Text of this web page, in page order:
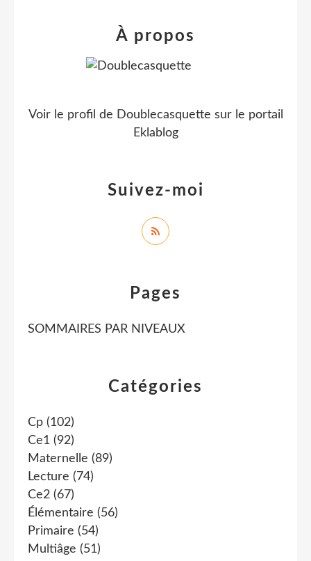
Catégories
Cp (102)
Ce1 (92)
Maternelle (89)
Lecture (74)
Ce2 (67)
Élémentaire (56)
Primaire (54)
Multiâge (51)
Pages
SOMMAIRES PAR NIVEAUX
Suivez-moi
À propos
Voir le profil de Doublecasquette sur le portail
Eklablog